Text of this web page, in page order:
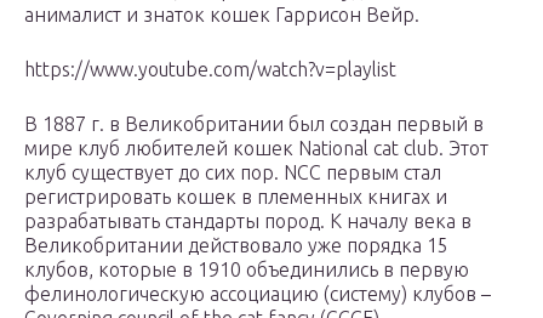
анималист и знаток кошек Гаррисон Вейр.
https://www.youtube.com/watch?v=playlist
В 1887 г. в Великобритании был создан первый в
мире клуб любителей кошек National cat club. Этот
клуб существует до сих пор. NCC первым стал
регистрировать кошек в племенных книгах и
разрабатывать стандарты пород. К началу века в
Великобритании действовало уже порядка 15
клубов, которые в 1910 объединились в первую
фелинологическую ассоциацию (систему) клубов –